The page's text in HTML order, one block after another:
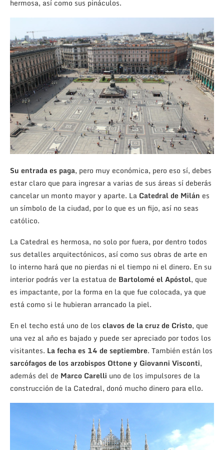
hermosa, así como sus pináculos.
Su entrada es paga, pero muy económica, pero eso sí, debes
estar claro que para ingresar a varias de sus áreas sí deberás
cancelar un monto mayor y aparte. La Catedral de Milán es
un símbolo de la ciudad, por lo que es un fijo, así no seas
católico.
La Catedral es hermosa, no solo por fuera, por dentro todos
sus detalles arquitectónicos, así como sus obras de arte en
lo interno hará que no pierdas ni el tiempo ni el dinero. En su
interior podrás ver la estatua de Bartolomé el Apóstol, que
es impactante, por la forma en la que fue colocada, ya que
está como si le hubieran arrancado la piel.
En el techo está uno de los clavos de la cruz de Cristo, que
una vez al año es bajado y puede ser apreciado por todos los
visitantes. La fecha es 14 de septiembre. También están los
sarcófagos de los arzobispos Ottone y Giovanni Visconti,
además del de Marco Carelli uno de los impulsores de la
construcción de la Catedral, donó mucho dinero para ello.